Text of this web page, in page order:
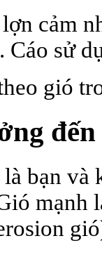
cảm
sử
gió
bạn và
mạnh